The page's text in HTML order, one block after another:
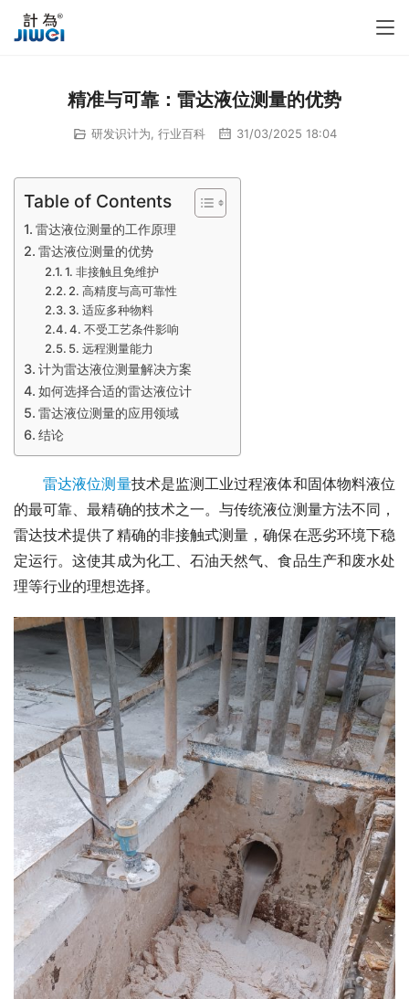
精准与可靠：雷达液位测量的优势
研发识计为 行业百科 31/03/2025 18:04
Table of Contents
雷达液位测量的工作原理
雷达液位测量的优势
1. 非接触且免维护
2. 高精度与高可靠性
3. 适应多种物料
4. 不受工艺条件影响
5. 远程测量能力
计为雷达液位测量解决方案
如何选择合适的雷达液位计
雷达液位测量的应用领域
结论
雷达液位测量技术是监测工业过程液体和固体物料液位
的最可靠、最精确的技术之一。与传统液位测量方法不同，
雷达技术提供了精确的非接触式测量，确保在恶劣环境下稳
定运行。这使其成为化工、石油天然气、食品生产和废水处
理等行业的理想选择。